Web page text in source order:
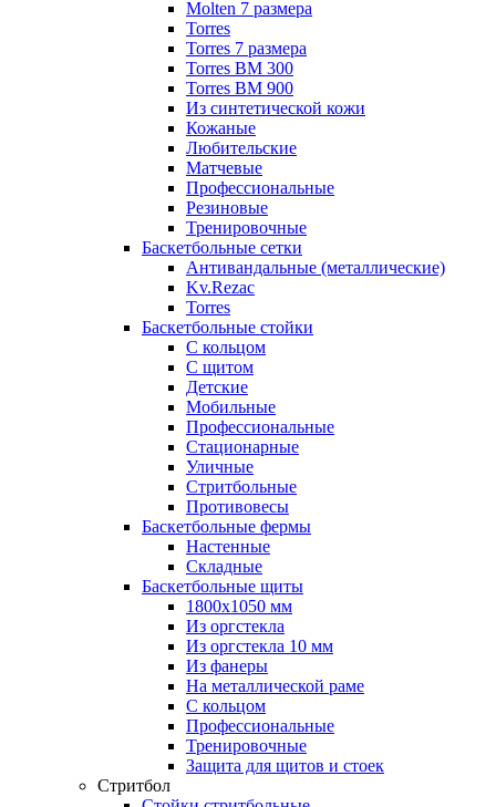
Molten 7 размера
Torres
Torres 7 размера
Torres BM 300
Torres BM 900
Из синтетической кожи
Кожаные
Любительские
Матчевые
Профессиональные
Резиновые
Тренировочные
Баскетбольные сетки
Антивандальные (металлические)
Kv.Rezac
Torres
Баскетбольные стойки
С кольцом
С щитом
Детские
Мобильные
Профессиональные
Стационарные
Уличные
Стритбольные
Противовесы
Баскетбольные фермы
Настенные
Складные
Баскетбольные щиты
1800х1050 мм
Из оргстекла
Из оргстекла 10 мм
Из фанеры
На металлической раме
С кольцом
Профессиональные
Тренировочные
Защита для щитов и стоек
Стритбол